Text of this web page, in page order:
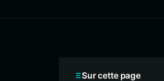
Sur cette page